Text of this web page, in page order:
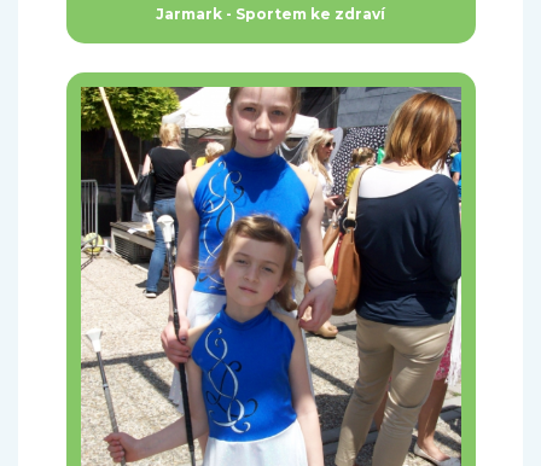
Jarmark - Sportem ke zdraví